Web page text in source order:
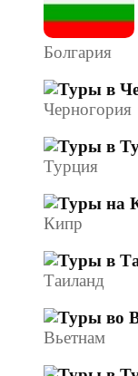
Болгария
Черногория
Турция
Кипр
Таиланд
Вьетнам